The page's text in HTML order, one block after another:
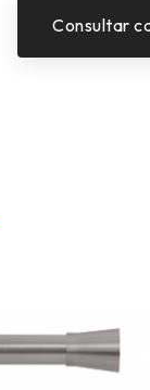
Consultar